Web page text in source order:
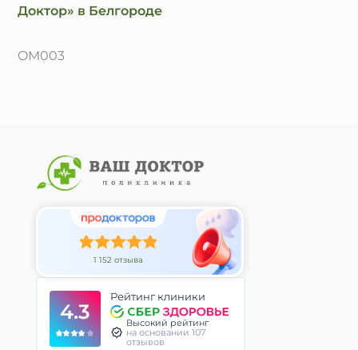
Доктор» в Белгороде
OM003
1 152 отзыва
4.3
Рейтинг клиники
Высокий рейтинг
на основании 107
отзывов